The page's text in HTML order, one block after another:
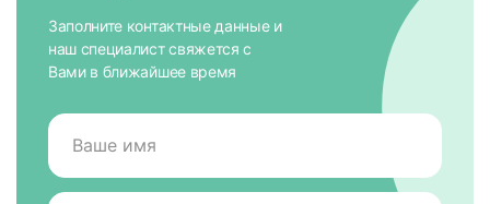
Заполните контактные данные и
наш специалист свяжется с
Вами в ближайшее время